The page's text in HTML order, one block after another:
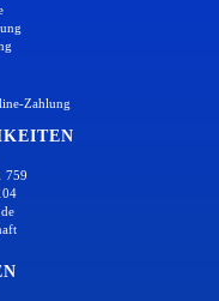
Zahlung
759